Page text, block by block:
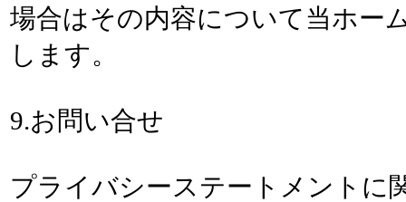
場合はその内容について当ホー
します。
9.お問い合せ
プライバシーステートメントに